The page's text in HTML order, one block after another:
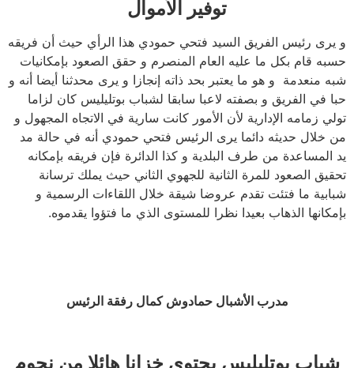
توفير الأموال
و يرى رئيس الفريق السيد فتحي حمودي هذا الرأي حيث أن فريقه
حسبه قام بكل ما عليه العام المنصرم و حقق الصعود بإمكانيات
شبه منعدمة و هو ما يعتبر بحد ذاته إنجازا و يرى محدثنا أيضا أنه و
حبا في الفريق و بصفته لاعبا سابقا لشباب بوتليليس كان لزاما
تولي زمامه الإدارية لأن الأمور كانت سارية في الاتجاه المجهول و
من خلال حديثه دائما يرى الرئيس فتحي حمودي أنه في حالة مد
يد المساعدة من طرف البلدية و كذا الدائرة فإن فريقه بإمكانه
تحقيق الصعود للمرة الثانية للجهوي الثاني حيث يملك ترسانة
شبابية ما فتئت تقدم عروضا شيقة خلال اللقاءات الرسمية و
بإمكانها الذهاب بعيدا نظرا للمستوى الذي ما فتؤوا يقدموه.
مدرب الأشبال حمادوش كمال رفقة الرئيس
شباب بوتليليس يحتوي خزانا هائلا من نجوم